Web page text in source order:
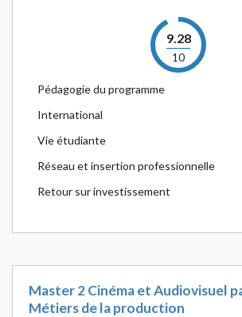
9.28
10
Pédagogie du programme
International
Vie étudiante
Réseau et insertion professionnelle
Retour sur investissement
Master 2 Cinéma et Audiovisuel
Métiers de la production